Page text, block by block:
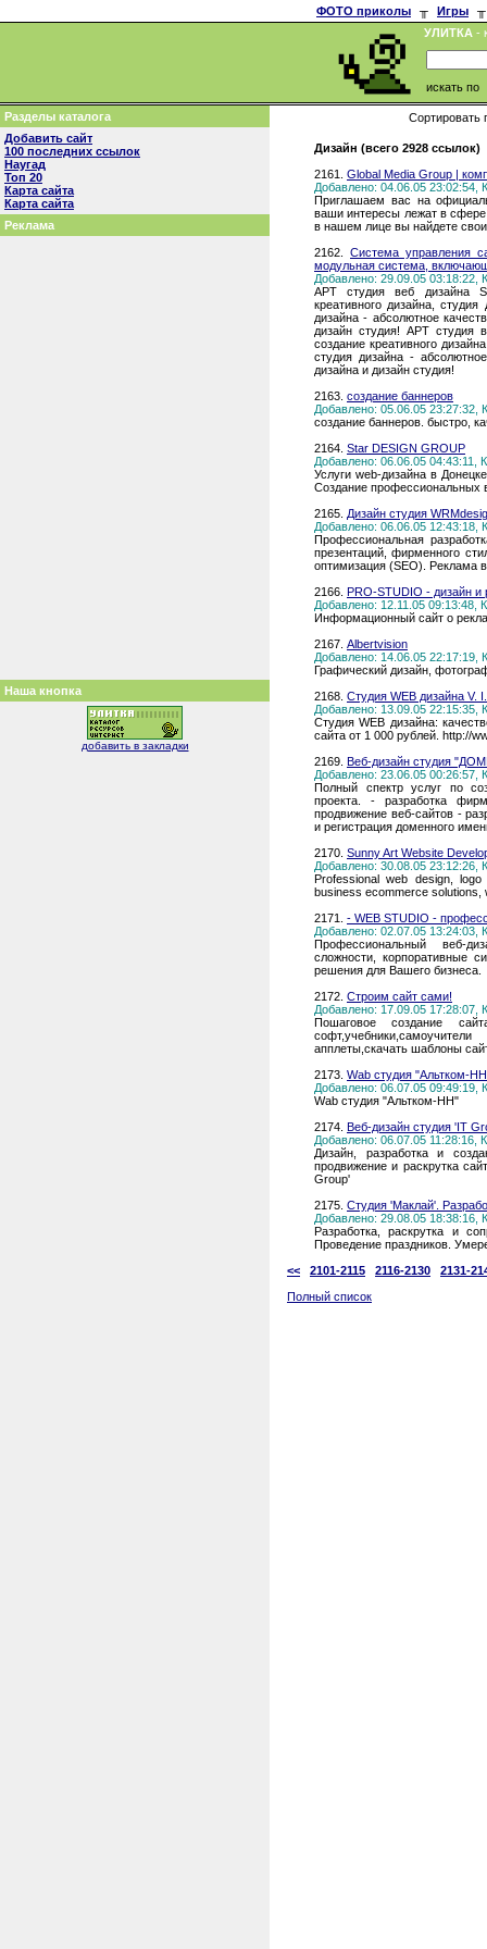
ФОТО приколы ╥ Игры
╥
УЛИТКА -
искать по
Разделы каталога
Добавить сайт
100 последних ссылок
Наугад
Топ 20
Карта сайта
Карта сайта
Реклама
Наша кнопка
добавить в закладки
Сортировать
Дизайн (всего 2928 ссылок)
2161. Global Media Group |
Добавлено: 04.06.05 23:02:54,
Приглашаем вас на
ваши интересы лежат в
в нашем лице вы найдете
2162. Система управления
модульная система,
Добавлено: 29.09.05 03:18:22,
АРТ студия веб дизайна
креативного дизайна,
дизайна - абсолютное
дизайн студия! АРТ студия
создание креативного
студия дизайна -
дизайна и дизайн студия!
2163. создание баннеров
Добавлено: 05.06.05 23:27:32,
создание баннеров. быстро,
2164. Star DESIGN GROUP
Добавлено: 06.06.05 04:43:11,
Услуги web-дизайна в
Cоздание профессиональных
2165. Дизайн студия
Добавлено: 06.06.05 12:43:18,
Профессиональная
презентаций, фирменного
оптимизация (SEO). Реклама
2166. PRO-STUDIO - дизайн и
Добавлено: 12.11.05 09:13:48,
Информационный сайт о
2167. Albertvision
Добавлено: 14.06.05 22:17:19,
Графический дизайн,
2168. Студия WEB дизайна V.
Добавлено: 13.09.05 22:15:35,
Студия WEB дизайна:
сайта от 1 000 рублей. http://
2169. Веб-дизайн студия
Добавлено: 23.06.05 00:26:57,
Полный спектр услуг по
проекта. - разработка
продвижение веб-сайтов -
и регистрация доменного
2170. Sunny Art Website
Добавлено: 30.08.05 23:12:26,
Professional web design,
business ecommerce solutions,
2171. - WEB STUDIO -
Добавлено: 02.07.05 13:24:03,
Профессиональный веб-
сложности, корпоративные
решения для Вашего бизнеса.
2172. Строим сайт сами!
Добавлено: 17.09.05 17:28:07,
Пошаговое создание
апплеты,скачать шаблоны
2173. Wab студия "Альтком-
Добавлено: 06.07.05 09:49:19,
Wab студия "Альтком-НН"
2174. Веб-дизайн студия 'IT
Добавлено: 06.07.05 11:28:16,
Дизайн, разработка и
продвижение и раскрутка
Group'
2175. Студия 'Маклай'.
Добавлено: 29.08.05 18:38:16,
Разработка, раскрутка и
Проведение праздников.
<<
2101-2115 2116-2130
2131-
Полный список